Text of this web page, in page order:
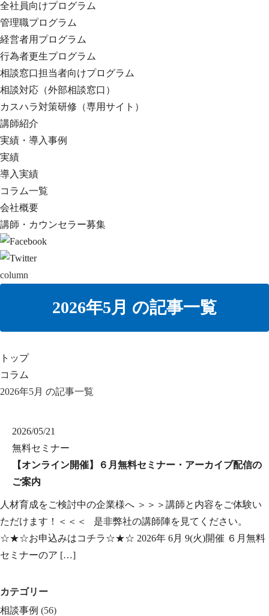
全社員向けプログラム
管理職プログラム
経営者用プログラム
行為者更生プログラム
相談窓口担当者向けプログラム
相談対応（外部相談窓口）
カスハラ対策研修（専用サイト）
講師紹介
実績・導入事例
実績
導入実績
コラム一覧
会社概要
講師・カウンセラー募集
column
2026年5月 の記事一覧
トップ
コラム
2026年5月 の記事一覧
2026/05/21
無料セミナー
【オンライン開催】６月無料セミナー・アーカイブ配信の
ご案内
人材育成をご検討中の企業様へ ＞＞＞講師と内容をご体験い
ただけます！＜＜＜ 是非弊社の講師陣を見てください。
☆★☆お申込みはコチラ☆★☆ 2026年 6月 9(火)開催 ６月無料
セミナーのア […]
カテゴリー
相談事例 (56)